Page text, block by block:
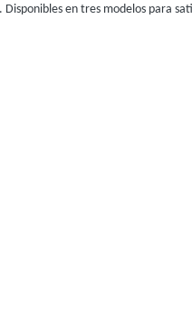
en tres modelos para